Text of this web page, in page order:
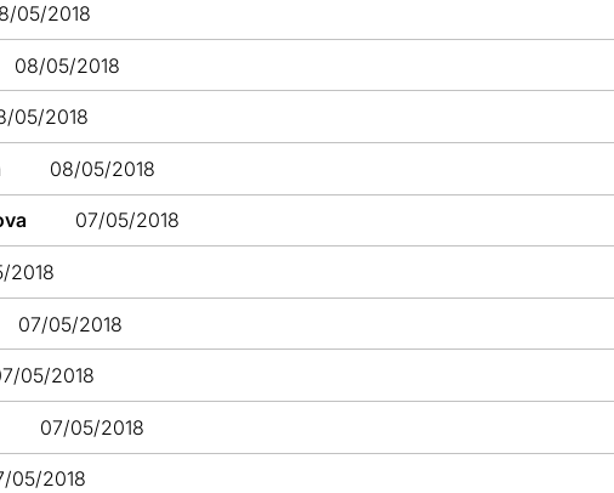
05/2018
08/05/2018
05/2018
08/05/2018
07/05/2018
2018
07/05/2018
05/2018
07/05/2018
05/2018